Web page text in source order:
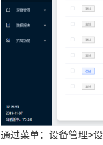
通过菜单：设备管理>